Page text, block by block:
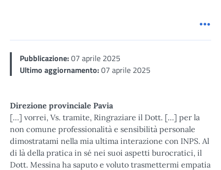
Pubblicazione:07 aprile 2025
Ultimo aggiornamento:07 aprile 2025
Direzione provinciale Pavia
[…] vorrei, Vs. tramite, Ringraziare il Dott. […] per la
non comune professionalità e sensibilità personale
dimostratami nella mia ultima interazione con INPS. Al
di là della pratica in sé nei suoi aspetti burocratici, il
Dott. Messina ha saputo e voluto trasmettermi empatia